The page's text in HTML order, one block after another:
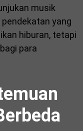
musik
yang
hiburan, tetapi
para